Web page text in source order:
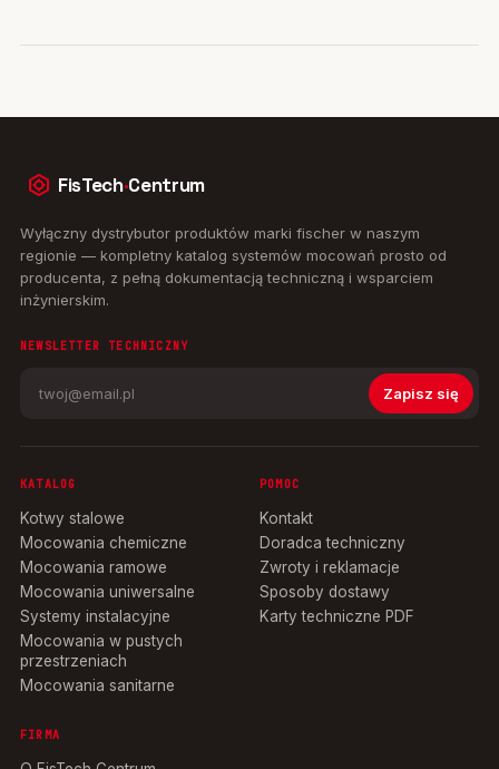
FisTech·Centrum
Wyłączny dystrybutor produktów marki fischer w naszym
regionie — kompletny katalog systemów mocowań prosto od
producenta, z pełną dokumentacją techniczną i wsparciem
inżynierskim.
NEWSLETTER TECHNICZNY
Zapisz się
KATALOG
Kotwy stalowe
Mocowania chemiczne
Mocowania ramowe
Mocowania uniwersalne
Systemy instalacyjne
Mocowania w pustych
przestrzeniach
Mocowania sanitarne
POMOC
Kontakt
Doradca techniczny
Zwroty i reklamacje
Sposoby dostawy
Karty techniczne PDF
FIRMA